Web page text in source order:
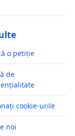
o petiție
de
cookie-urile
noi